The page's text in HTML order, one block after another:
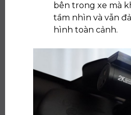
bên trong xe mà
tầm nhìn và vẫn
hình toàn cảnh.